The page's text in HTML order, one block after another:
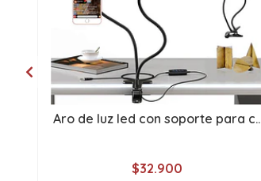
Aro de luz led con soporte para c..
$32.900